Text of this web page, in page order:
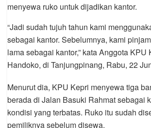
menyewa ruko untuk dijadikan kantor.
“Jadi sudah tujuh tahun kami
sebagai kantor. Sebelumnya, kami
lama sebagai kantor,” kata Anggota KPU
Handoko, di Tanjungpinang, Rabu, 22
Menurut dia, KPU Kepri menyewa tiga
berada di Jalan Basuki Rahmat sebagai
kondisi yang terbatas. Ruko itu sudah
pemiliknya sebelum disewa.